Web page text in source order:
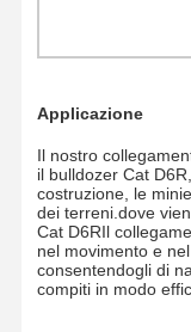
Applicazione
Il nostro
il bulldozer Cat
costruzione, le
dei terreni.dove
Cat D6RIl
nel movimento e
consentendogli di
compiti in modo